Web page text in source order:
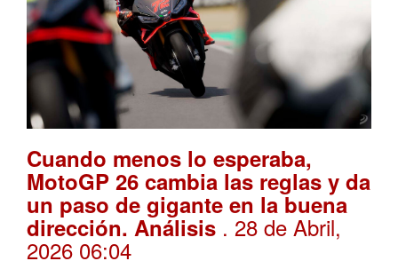
Cuando menos lo esperaba,
MotoGP 26 cambia las reglas y da
un paso de gigante en la buena
dirección. Análisis . 28 de Abril,
2026 06:04